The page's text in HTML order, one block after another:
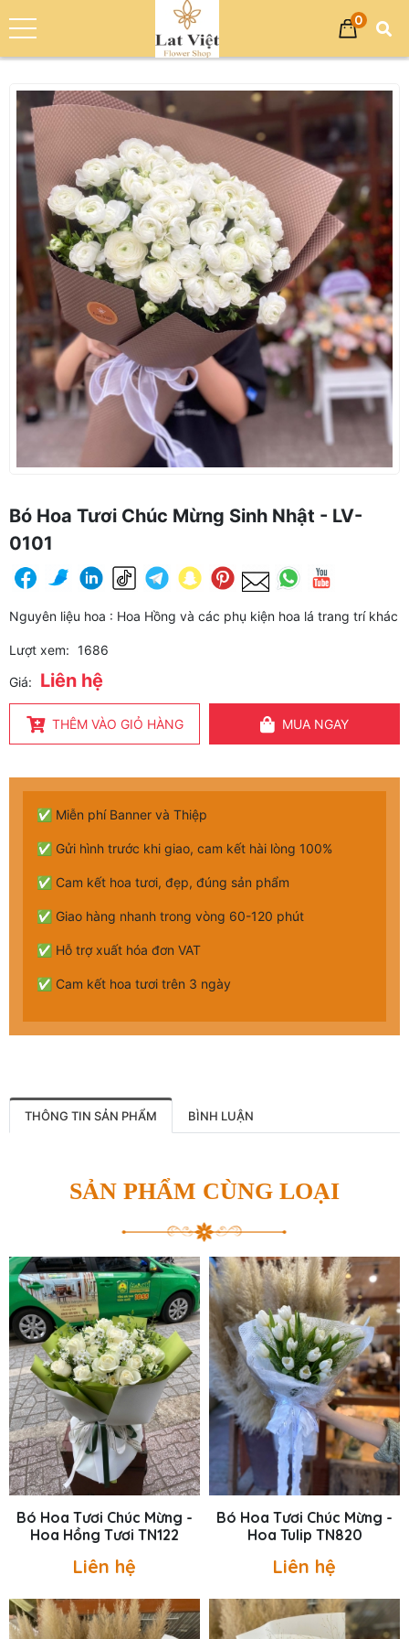
0
Trang chủ Bó Hoa
Bó Hoa Tươi Chúc Mừng Sinh Nhật - LV-0101
Bó Hoa Tươi Chúc Mừng Sinh Nhật - LV-
0101
Nguyên liệu hoa : Hoa Hồng và các phụ kiện hoa lá trang trí khác
Lượt xem: 1686
Giá: Liên hệ
THÊM VÀO GIỎ HÀNG MUA NGAY
✅ Miễn phí Banner và Thiệp
✅ Gửi hình trước khi giao, cam kết hài lòng 100%
✅ Cam kết hoa tươi, đẹp, đúng sản phẩm
✅ Giao hàng nhanh trong vòng 60-120 phút
✅ Hỗ trợ xuất hóa đơn VAT
✅ Cam kết hoa tươi trên 3 ngày
THÔNG TIN SẢN PHẨM BÌNH LUẬN
SẢN PHẨM CÙNG LOẠI
Bó Hoa Tươi Chúc Mừng -
Hoa Hồng Tươi TN122
Liên hệ
Bó Hoa Tươi Chúc Mừng -
Hoa Tulip TN820
Liên hệ